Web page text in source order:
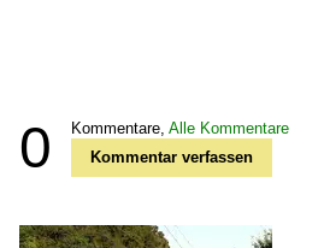
0 Kommentare, Alle Kommentare
Kommentar verfassen